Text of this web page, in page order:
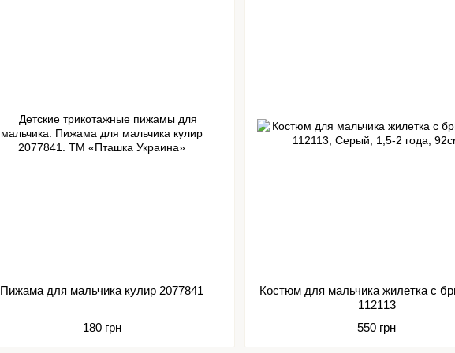
Пижама для мальчика кулир 2077841
180 грн
Костюм для мальчика жилетка с
112113
550 грн